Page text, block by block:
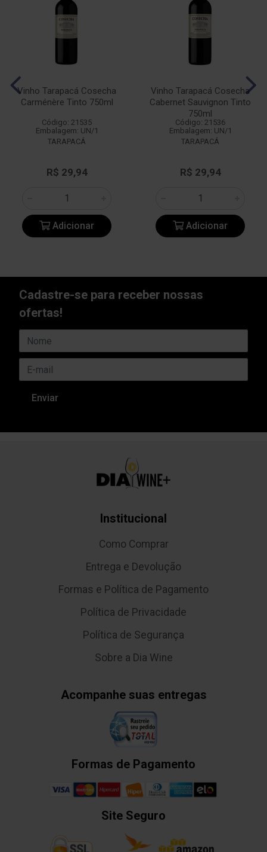
Vinho Tarapacá Cosecha
Carménère Tinto 750ml
Código: 21535
Embalagem: UN/1
TARAPACÁ
R$ 29,94
Adicionar
Vinho Tarapacá Cosecha
Cabernet Sauvignon Tinto
750ml
Código: 21536
Embalagem: UN/1
TARAPACÁ
R$ 29,94
Adicionar
Cadastre-se para receber nossas
ofertas!
Institucional
Como Comprar
Entrega e Devolução
Formas e Política de Pagamento
Política de Privacidade
Política de Segurança
Sobre a Dia Wine
Acompanhe suas entregas
Formas de Pagamento
Site Seguro